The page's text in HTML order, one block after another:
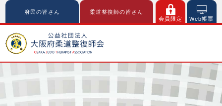
府民の皆さん
柔道整復師の皆さん
会員限定
Web帳票